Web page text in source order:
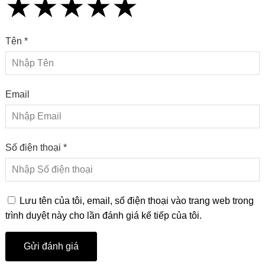
★
★★
★★★
★★★★
★★★★★
Tên *
Email
Số điện thoại *
Lưu tên của tôi, email, số điện thoại vào trang web trong
trình duyệt này cho lần đánh giá kế tiếp của tôi.